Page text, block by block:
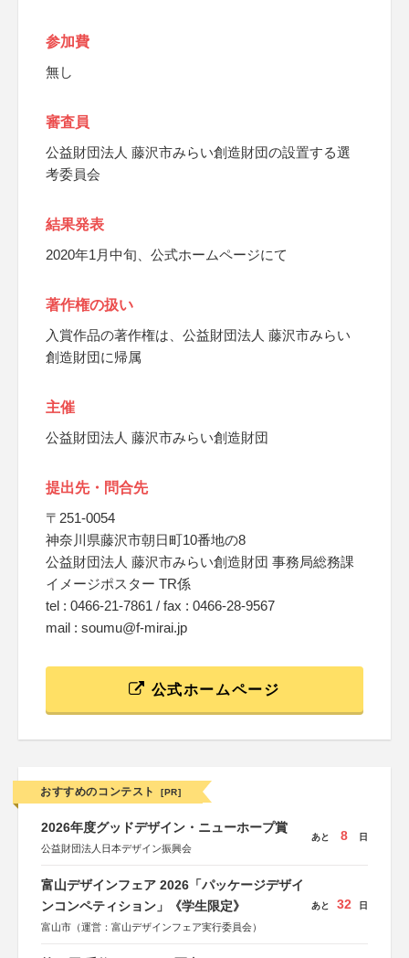
参加費
無し
審査員
公益財団法人 藤沢市みらい創造財団の設置する選
考委員会
結果発表
2020年1月中旬、公式ホームページにて
著作権の扱い
入賞作品の著作権は、公益財団法人 藤沢市みらい
創造財団に帰属
主催
公益財団法人 藤沢市みらい創造財団
提出先・問合先
〒251-0054
神奈川県藤沢市朝日町10番地の8
公益財団法人 藤沢市みらい創造財団 事務局総務課
イメージポスター TR係
tel : 0466-21-7861 / fax : 0466-28-9567
mail : soumu@f-mirai.jp
公式ホームページ
おすすめのコンテスト [PR]
2026年度グッドデザイン・ニューホープ賞
公益財団法人日本デザイン振興会
あと 8 日
富山デザインフェア 2026「パッケージデザイ
ンコンペティション」《学生限定》
富山市（運営：富山デザインフェア実行委員会）
あと 32 日